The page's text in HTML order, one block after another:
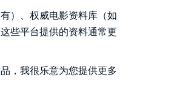
）、权威电影资料库（如
些平台提供的资料通常更
，我很乐意为您提供更多